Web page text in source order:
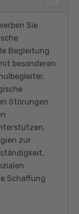
Sie
Begleitung
besonderen
Störungen
zur
Schaffung